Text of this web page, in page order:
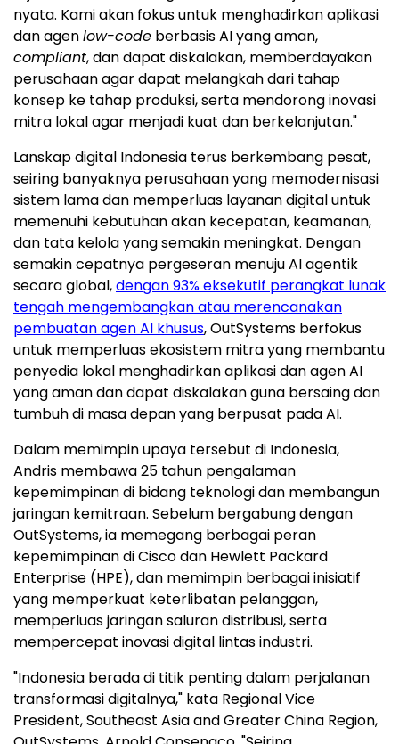
nyata. Kami akan fokus untuk menghadirkan aplikasi
dan agenlow-code berbasis AI yang aman,
compliant, dan dapat diskalakan, memberdayakan
perusahaan agar dapat melangkah dari tahap
konsep ke tahap produksi, serta mendorong inovasi
mitra lokal agar menjadi kuat dan berkelanjutan."
Lanskap digital Indonesia terus berkembang pesat,
seiring banyaknya perusahaan yang memodernisasi
sistem lama dan memperluas layanan digital untuk
memenuhi kebutuhan akan kecepatan, keamanan,
dan tata kelola yang semakin meningkat. Dengan
semakin cepatnya pergeseran menuju AI agentik
secara global,dengan 93% eksekutif perangkat lunak
tengah mengembangkan atau merencanakan
pembuatan agen AI khusus, OutSystems berfokus
untuk memperluas ekosistem mitra yang membantu
penyedia lokal menghadirkan aplikasi dan agen AI
yang aman dan dapat diskalakan guna bersaing dan
tumbuh di masa depan yang berpusat pada AI.
Dalam memimpin upaya tersebut di Indonesia,
Andris membawa 25 tahun pengalaman
kepemimpinan di bidang teknologi dan membangun
jaringan kemitraan. Sebelum bergabung dengan
OutSystems, ia memegang berbagai peran
kepemimpinan di Cisco dan Hewlett Packard
Enterprise (HPE), dan memimpin berbagai inisiatif
yang memperkuat keterlibatan pelanggan,
memperluas jaringan saluran distribusi, serta
mempercepat inovasi digital lintas industri.
"Indonesia berada di titik penting dalam perjalanan
transformasi digitalnya," kata Regional Vice
President,Southeast Asiaand Greater China Region,